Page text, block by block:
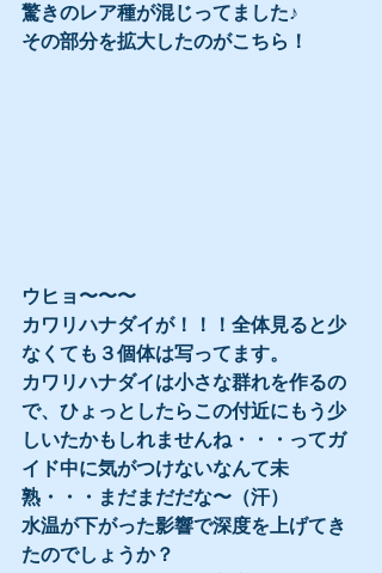
驚きのレア種が混じってました♪
その部分を拡大したのがこちら！
ウヒョ〜〜〜
カワリハナダイが！！！全体見ると少
なくても３個体は写ってます。
カワリハナダイは小さな群れを作るの
で、ひょっとしたらこの付近にもう少
しいたかもしれませんね・・・ってガ
イド中に気がつけないなんて未
熟・・・まだまだだな〜（汗）
水温が下がった影響で深度を上げてき
たのでしょうか？